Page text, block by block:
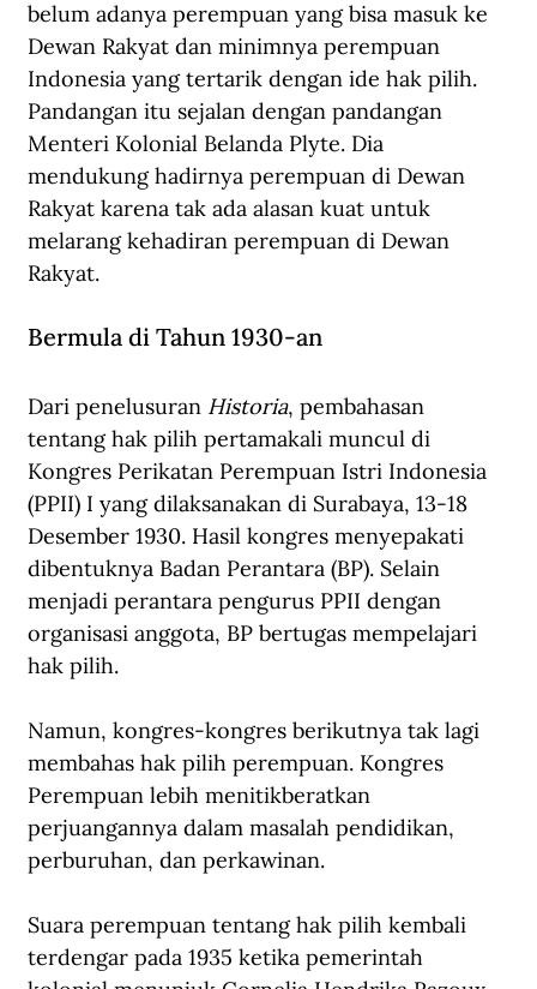
belum adanya perempuan yang bisa masuk ke
Dewan Rakyat dan minimnya perempuan
Indonesia yang tertarik dengan ide hak pilih.
Pandangan itu sejalan dengan pandangan
Menteri Kolonial Belanda Plyte. Dia
mendukung hadirnya perempuan di Dewan
Rakyat karena tak ada alasan kuat untuk
melarang kehadiran perempuan di Dewan
Rakyat.
Bermula di Tahun 1930-an
Dari penelusuran Historia, pembahasan
tentang hak pilih pertamakali muncul di
Kongres Perikatan Perempuan Istri Indonesia
(PPII) I yang dilaksanakan di Surabaya, 13-18
Desember 1930. Hasil kongres menyepakati
dibentuknya Badan Perantara (BP). Selain
menjadi perantara pengurus PPII dengan
organisasi anggota, BP bertugas mempelajari
hak pilih.
Namun, kongres-kongres berikutnya tak lagi
membahas hak pilih perempuan. Kongres
Perempuan lebih menitikberatkan
perjuangannya dalam masalah pendidikan,
perburuhan, dan perkawinan.
Suara perempuan tentang hak pilih kembali
terdengar pada 1935 ketika pemerintah